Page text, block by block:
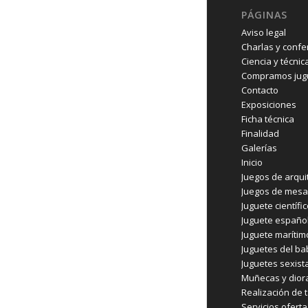
PÁGINAS
Aviso legal
Charlas y
Ciencia y
Compramos
Contacto
Exposiciones
Ficha técnica
Finalidad
Galerías
Inicio
Juegos de
Juegos de mesa
Juguete
Juguete
Juguete
Juguetes del
Juguetes
Muñecas y
Realización de